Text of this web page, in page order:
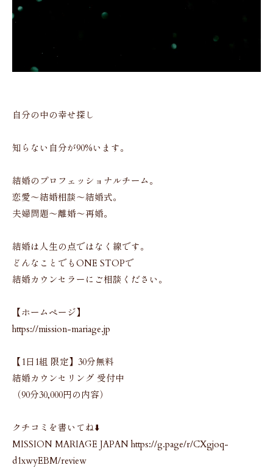
自分の中の幸せ探し
知らない自分が90%います。
結婚のプロフェッショナルチーム。
恋愛〜結婚相談〜結婚式。
夫婦問題〜離婚〜再婚。
結婚は人生の点ではなく線です。
どんなことでもONE STOPで
結婚カウンセラーにご相談ください。
【ホームページ】
https://mission-mariage.jp
【1日1組 限定】30分無料
結婚カウンセリング 受付中
（90分30,000円の内容）
クチコミを書いてね⬇️
MISSION MARIAGE JAPAN https://g.page/r/CXgjoq-
d1xwyEBM/review